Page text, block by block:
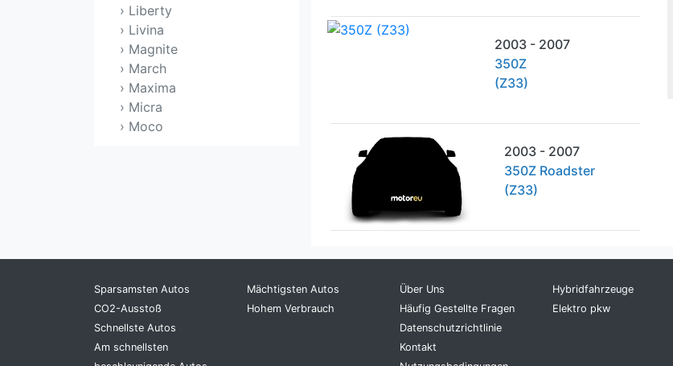
› Liberty
› Livina
› Magnite
› March
› Maxima
› Micra
› Moco
› Patrol
› Pick UP
› Pixo
› Prairie
› Presage
› Presea
2003 - 2007
350Z
(Z33)
2003 - 2007
350Z Roadster
(Z33)
Sparsamsten Autos
CO2-Ausstoß
Schnellste Autos
Am schnellsten
Mächtigsten Autos
Hohem Verbrauch
Über Uns
Häufig Gestellte Fragen
Datenschutzrichtlinie
Kontakt
Hybridfahrzeuge
Elektro pkw